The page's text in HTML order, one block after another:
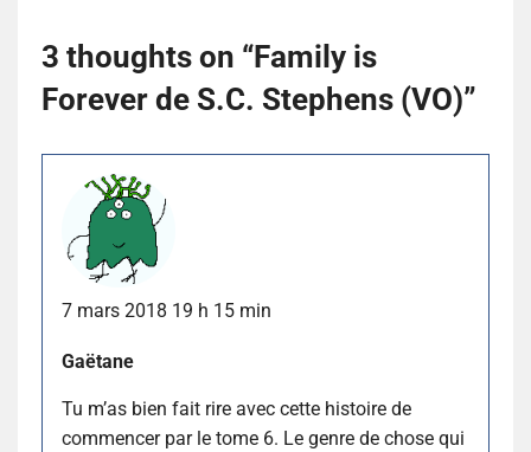
3 thoughts on “Family is
Forever de S.C. Stephens (VO)”
7 mars 2018 19 h 15 min
Gaëtane
Tu m’as bien fait rire avec cette histoire de
commencer par le tome 6. Le genre de chose qui